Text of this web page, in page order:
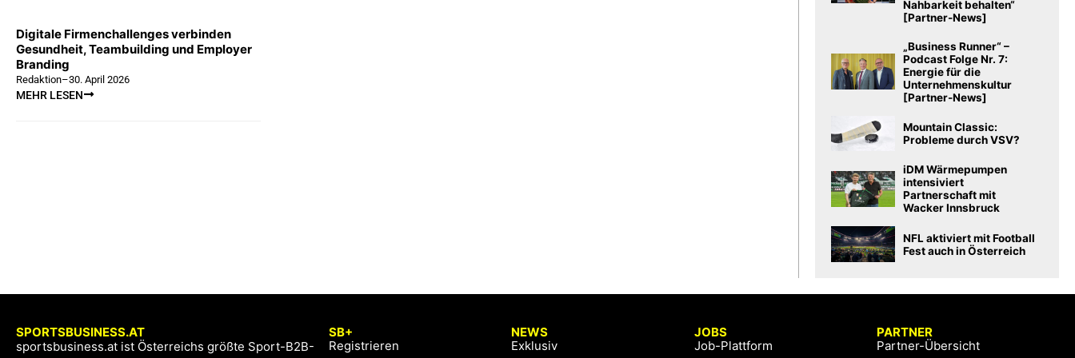
Digitale Firmenchallenges verbinden
Gesundheit, Teambuilding und Employer
Branding
Redaktion–30. April 2026
MEHR LESEN
Nahbarkeit behalten“
[Partner-News]
„Business Runner“ –
Podcast Folge Nr. 7:
Energie für die
Unternehmenskultur
[Partner-News]
Mountain Classic:
Probleme durch VSV?
iDM Wärmepumpen
intensiviert
Partnerschaft mit
Wacker Innsbruck
NFL aktiviert mit Football
Fest auch in Österreich
SPORTSBUSINESS.AT
sportsbusiness.at ist Österreichs größte Sport-B2B-
SB+
Registrieren
NEWS
Exklusiv
JOBS
Job-Plattform
PARTNER
Partner-Übersicht